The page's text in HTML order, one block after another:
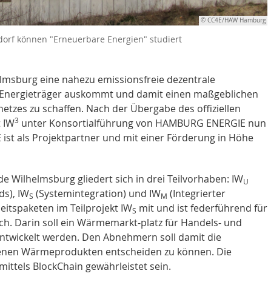
© CC4E/HAW Hamburg
können "Erneuerbare Energien" studiert
eine nahezu emissionsfreie dezentrale
auskommt und damit einen maßgeblichen
zu schaffen. Nach der Übergabe des offiziellen
3 unter Konsortialführung von HAMBURG ENERGIE nun
ist als Projektpartner und mit einer Förderung in Höhe
Wilhelmsburg gliedert sich in drei Teilvorhaben: IWU
IWS (Systemintegration) und IWM (Integrierter
im Teilprojekt IWS mit und ist federführend für
Darin soll ein Wärmemarkt-platz für Handels- und
werden. Den Abnehmern soll damit die
Wärmeprodukten entscheiden zu können. Die
BlockChain gewährleistet sein.